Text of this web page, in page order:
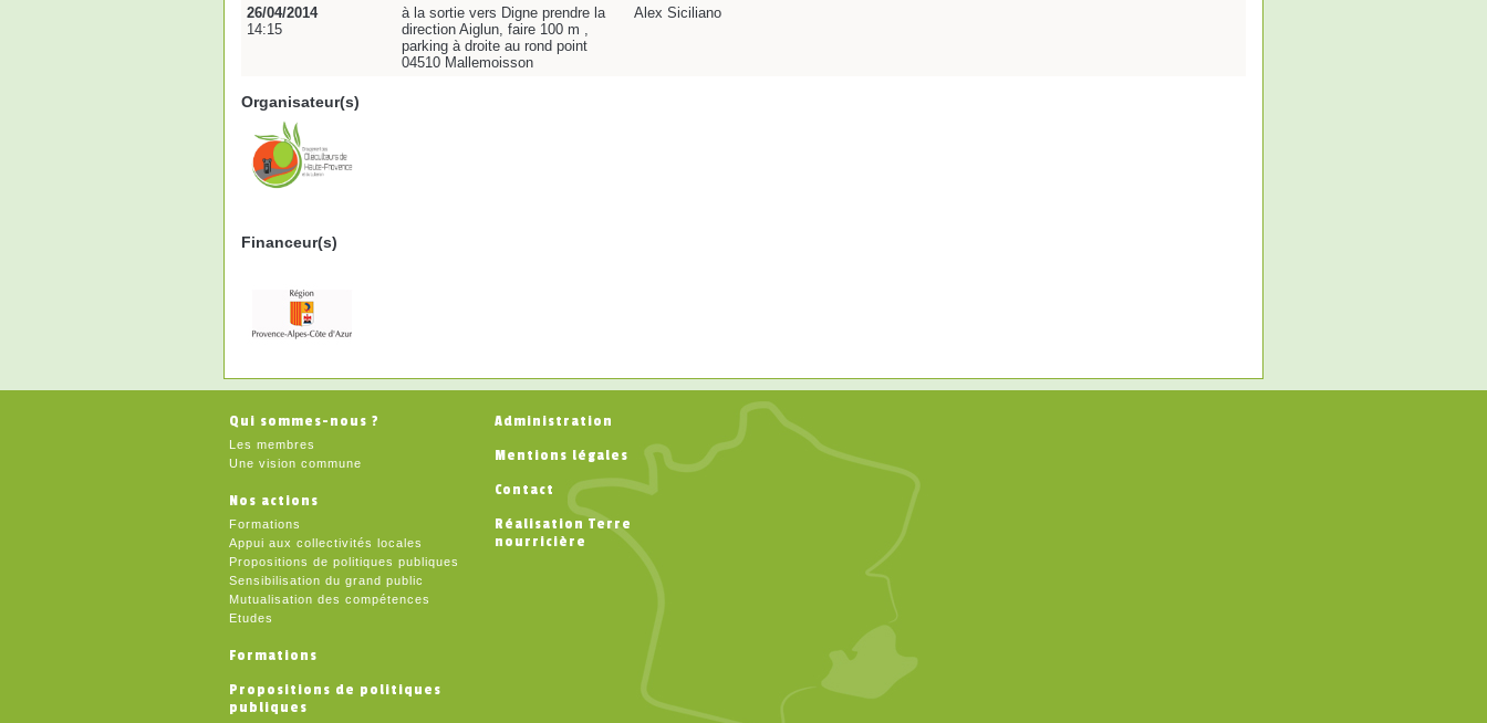
26/04/2014
14:15
à la sortie vers Digne prendre la
direction Aiglun, faire 100 m ,
parking à droite au rond point
04510 Mallemoisson
Alex Siciliano
Organisateur(s)
Financeur(s)
Qui sommes-nous ?
Les membres
Une vision commune
Nos actions
Formations
Appui aux collectivités locales
Propositions de politiques publiques
Sensibilisation du grand public
Mutualisation des compétences
Etudes
Formations
Propositions de politiques
publiques
Administration
Mentions légales
Contact
Réalisation Terre
nourricière